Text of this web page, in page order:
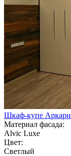
Шкаф-купе
Материал фасада:
Alvic Luxe
Цвет:
Светлый